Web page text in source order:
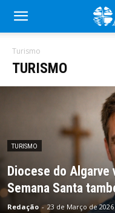
Turismo
TURISMO
TURISMO
Diocese do
Semana Santa
Redação - 23 de Março de 2026